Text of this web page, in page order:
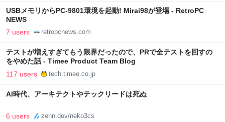
USBメモリからPC-9801環境を起動! Mirai98が登場 - RetroPC
NEWS
7 users retropcnews.com
テストが増えすぎてもう限界だったので、PRで全テストを回すの
をやめた話 - Timee Product Team Blog
117 users tech.timee.co.jp
AI時代、アーキテクトやテックリードは死ぬ
6 users zenn.dev/neko3cs